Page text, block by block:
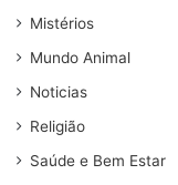
Mistérios
Mundo Animal
Noticias
Religião
Saúde e Bem Estar